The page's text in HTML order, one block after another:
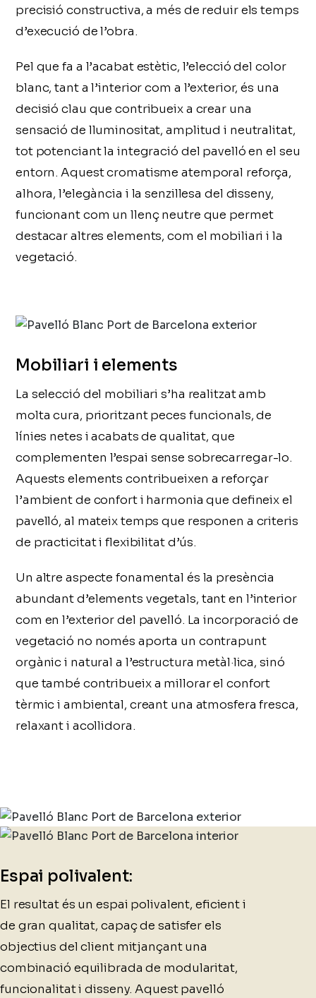
precisió constructiva, a més de reduir els temps
d’execució de l’obra.
Pel que fa a l’acabat estètic, l’elecció del color
blanc, tant a l’interior com a l’exterior, és una
decisió clau que contribueix a crear una
sensació de lluminositat, amplitud i neutralitat,
tot potenciant la integració del pavelló en el seu
entorn. Aquest cromatisme atemporal reforça,
alhora, l’elegància i la senzillesa del disseny,
funcionant com un llenç neutre que permet
destacar altres elements, com el mobiliari i la
vegetació.
Mobiliari i elements
La selecció del mobiliari s’ha realitzat amb
molta cura, prioritzant peces funcionals, de
línies netes i acabats de qualitat, que
complementen l’espai sense sobrecarregar-lo.
Aquests elements contribueixen a reforçar
l’ambient de confort i harmonia que defineix el
pavelló, al mateix temps que responen a criteris
de practicitat i flexibilitat d’ús.
Un altre aspecte fonamental és la presència
abundant d’elements vegetals, tant en l’interior
com en l’exterior del pavelló. La incorporació de
vegetació no només aporta un contrapunt
orgànic i natural a l’estructura metàl·lica, sinó
que també contribueix a millorar el confort
tèrmic i ambiental, creant una atmosfera fresca,
relaxant i acollidora.
Espai polivalent:
El resultat és un espai polivalent, eficient i
de gran qualitat, capaç de satisfer els
objectius del client mitjançant una
combinació equilibrada de modularitat,
funcionalitat i disseny. Aquest pavelló